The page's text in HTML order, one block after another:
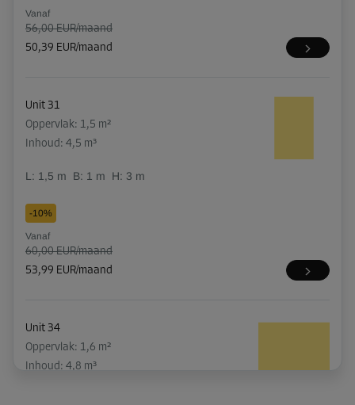
Vanaf
56,00 EUR/maand
50,39 EUR/maand
Unit 31
Oppervlak: 1,5 m²
Inhoud: 4,5 m³
L: 1,5 m B: 1 m H: 3 m
-10%
Vanaf
60,00 EUR/maand
53,99 EUR/maand
Unit 34
Oppervlak: 1,6 m²
Inhoud: 4,8 m³